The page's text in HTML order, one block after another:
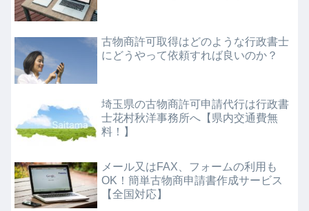
古物商許可取得はどのような行政書士
にどうやって依頼すれば良いのか？
埼玉県の古物商許可申請代行は行政書
士花村秋洋事務所へ【県内交通費無
料！】
メール又はFAX、フォームの利用も
OK！簡単古物商申請書作成サービス
【全国対応】